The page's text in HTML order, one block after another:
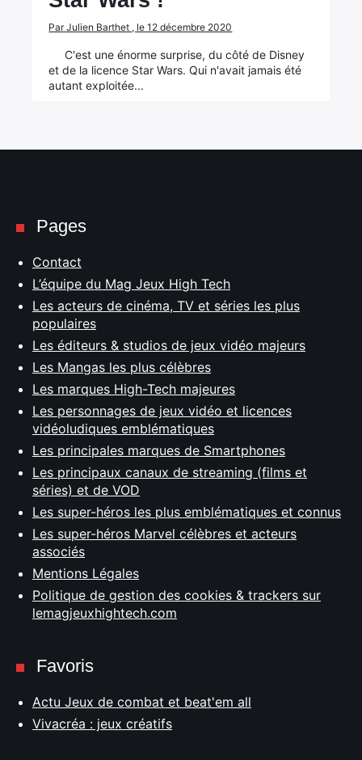
Par Julien Barthet , le 12 décembre 2020
C'est une énorme surprise, du côté de Disney
et de la licence Star Wars. Qui n'avait jamais été
autant exploitée...
Pages
Contact
L’équipe du Mag Jeux High Tech
Les acteurs de cinéma, TV et séries les plus
populaires
Les éditeurs & studios de jeux vidéo majeurs
Les Mangas les plus célèbres
Les marques High-Tech majeures
Les personnages de jeux vidéo et licences
vidéoludiques emblématiques
Les principales marques de Smartphones
Les principaux canaux de streaming (films et
séries) et de VOD
Les super-héros les plus emblématiques et connus
Les super-héros Marvel célèbres et acteurs
associés
Mentions Légales
Politique de gestion des cookies & trackers sur
lemagjeuxhightech.com
Favoris
Actu Jeux de combat et beat'em all
Vivacréa : jeux créatifs